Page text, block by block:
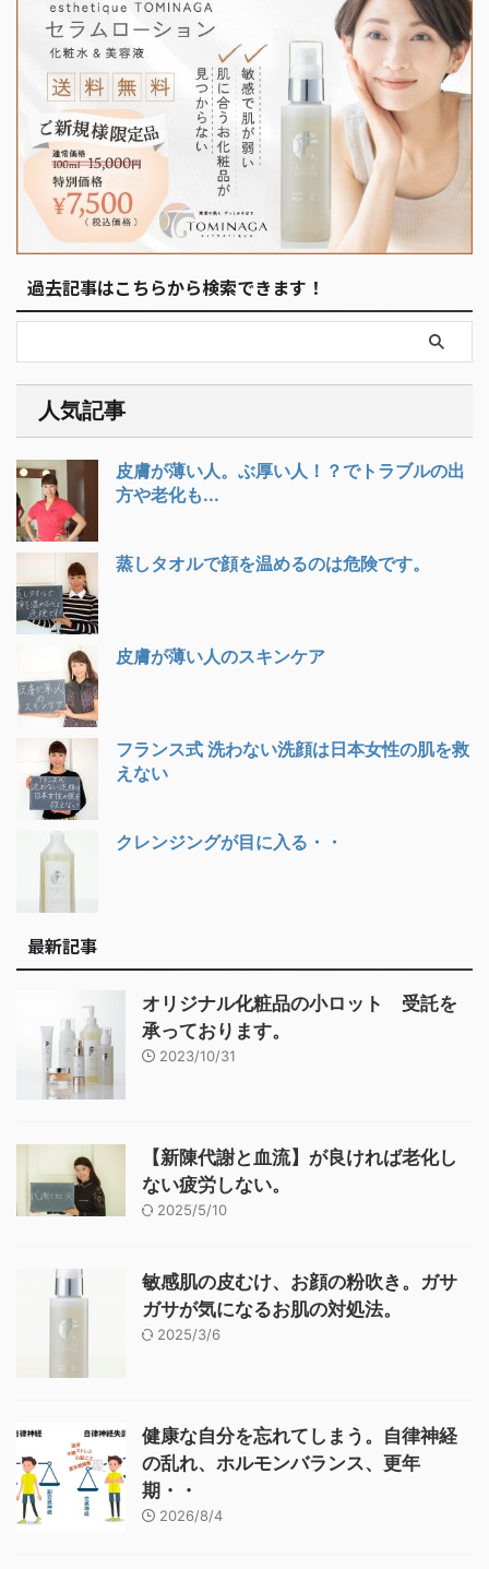
過去記事はこちらから検索できます！
人気記事
皮膚が薄い人。ぶ厚い人！？でトラブルの出
方や老化も...
蒸しタオルで顔を温めるのは危険です。
皮膚が薄い人のスキンケア
フランス式 洗わない洗顔は日本女性の肌を救
えない
クレンジングが目に入る・・
最新記事
オリジナル化粧品の小ロット 受託を
承っております。
2023/10/31
【新陳代謝と血流】が良ければ老化し
ない疲労しない。
2025/5/10
敏感肌の皮むけ、お顔の粉吹き。ガサ
ガサが気になるお肌の対処法。
2025/3/6
健康な自分を忘れてしまう。自律神経
の乱れ、ホルモンバランス、更年
期・・
2026/8/4